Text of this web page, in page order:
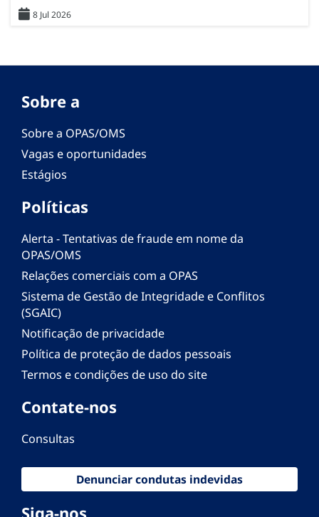
8 Jul 2026
Sobre a
Sobre a OPAS/OMS
Vagas e oportunidades
Estágios
Políticas
Alerta - Tentativas de fraude em nome da
OPAS/OMS
Relações comerciais com a OPAS
Sistema de Gestão de Integridade e Conflitos
(SGAIC)
Notificação de privacidade
Política de proteção de dados pessoais
Termos e condições de uso do site
Contate-nos
Consultas
Denunciar condutas indevidas